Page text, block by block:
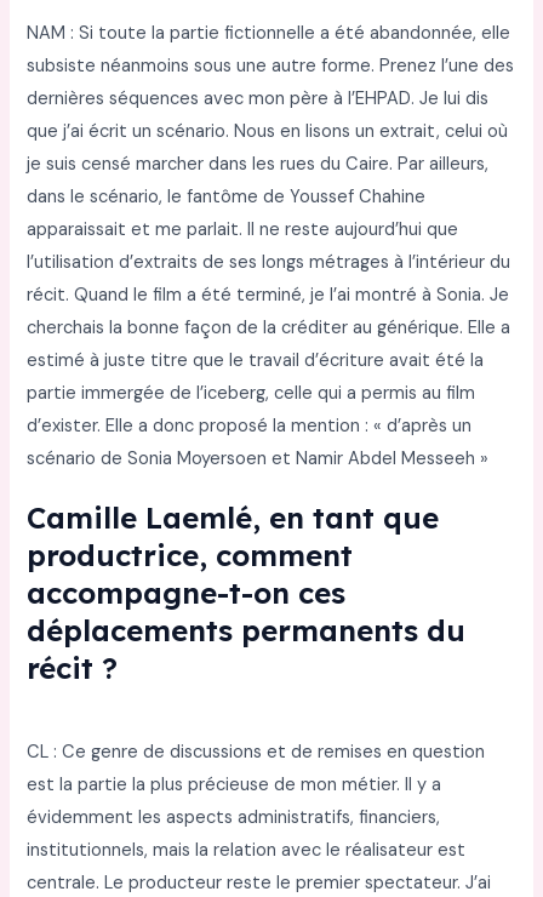
NAM : Si toute la partie fictionnelle a été abandonnée, elle
subsiste néanmoins sous une autre forme. Prenez l’une des
dernières séquences avec mon père à l’EHPAD. Je lui dis
que j’ai écrit un scénario. Nous en lisons un extrait, celui où
je suis censé marcher dans les rues du Caire. Par ailleurs,
dans le scénario, le fantôme de Youssef Chahine
apparaissait et me parlait. Il ne reste aujourd’hui que
l’utilisation d’extraits de ses longs métrages à l’intérieur du
récit. Quand le film a été terminé, je l’ai montré à Sonia. Je
cherchais la bonne façon de la créditer au générique. Elle a
estimé à juste titre que le travail d’écriture avait été la
partie immergée de l’iceberg, celle qui a permis au film
d’exister. Elle a donc proposé la mention : « d’après un
scénario de Sonia Moyersoen et Namir Abdel Messeeh »
Camille Laemlé, en tant que
productrice, comment
accompagne-t-on ces
déplacements permanents du
récit ?
CL : Ce genre de discussions et de remises en question
est la partie la plus précieuse de mon métier. Il y a
évidemment les aspects administratifs, financiers,
institutionnels, mais la relation avec le réalisateur est
centrale. Le producteur reste le premier spectateur. J’ai